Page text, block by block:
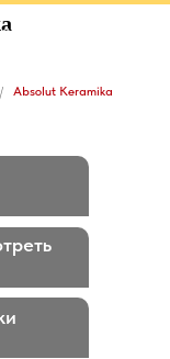
/ Absolut Keramika